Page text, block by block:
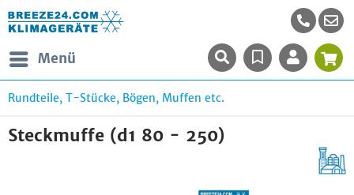
Menü
Rundteile, T-Stücke, Bögen, Muffen etc.
Steckmuffe (d1 80 - 250)